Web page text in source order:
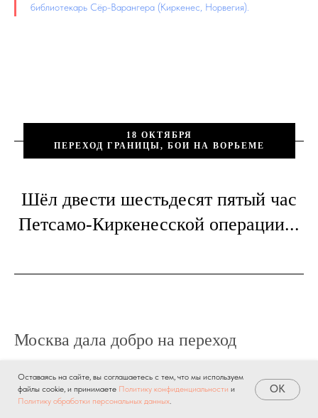
Оставаясь на сайте, вы соглашаетесь с тем, что мы используем
файлы cookie, и принимаете Политику конфиденциальности и
Политику обработки персональных данных.
OK
библиотекарь Сёр-Варангера (Киркенес, Норвегия).
18 ОКТЯБРЯ
ПЕРЕХОД ГРАНИЦЫ, БОИ НА ВОРЬЕМЕ
Шёл двести шестьдесят пятый час
Петсамо-Киркенесской операции...
Москва дала добро на переход
Подразделения 253-го стрелкового